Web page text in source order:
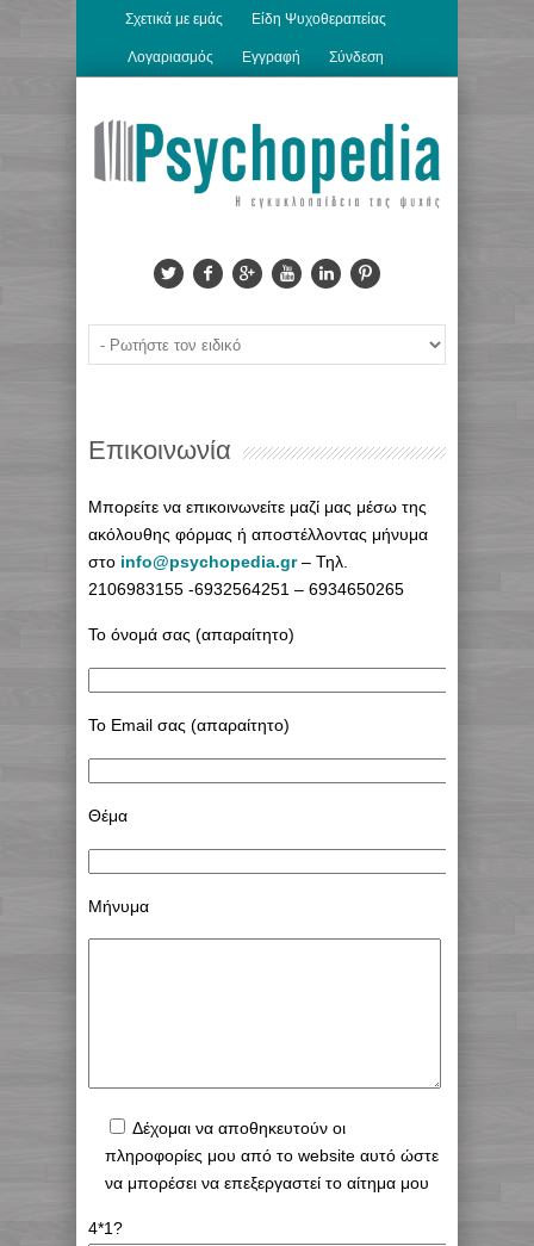
Σχετικά με εμάς Είδη Ψυχοθεραπείας
Λογαριασμός Εγγραφή Σύνδεση
Επικοινωνία
Μπορείτε να επικοινωνείτε μαζί μας μέσω της
ακόλουθης φόρμας ή αποστέλλοντας μήνυμα
στο info@psychopedia.gr– Τηλ.
2106983155 -6932564251 – 6934650265
Το όνομά σας (απαραίτητο)
Το Email σας (απαραίτητο)
Θέμα
Μήνυμα
Δέχομαι να αποθηκευτούν οι
πληροφορίες μου από το website αυτό ώστε
να μπορέσει να επεξεργαστεί το αίτημα μου
4*1?